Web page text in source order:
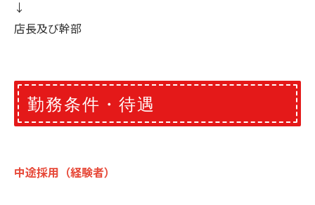
↓
店長及び幹部
勤務条件・待遇
中途採用（経験者）